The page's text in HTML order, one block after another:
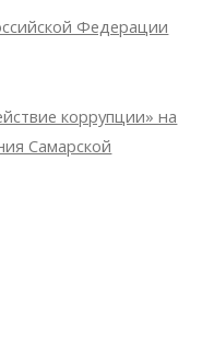
Федерации
коррупции» на
Самарской